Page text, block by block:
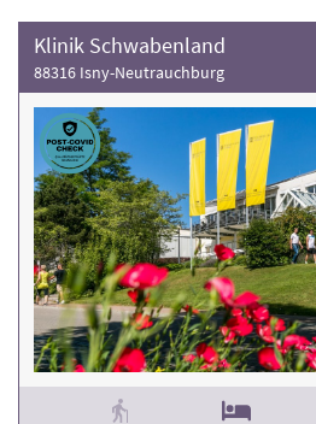
Klinik Schwabenland
88316 Isny-Neutrauchburg